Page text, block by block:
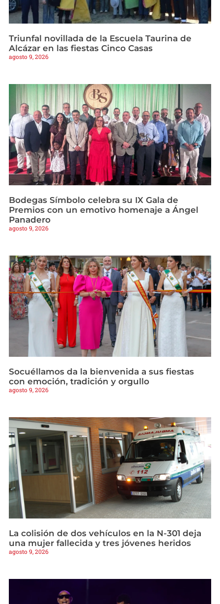
Triunfal novillada de la Escuela Taurina de
Alcázar en las fiestas Cinco Casas
agosto 9, 2026
Bodegas Símbolo celebra su IX Gala de
Premios con un emotivo homenaje a Ángel
Panadero
agosto 9, 2026
Socuéllamos da la bienvenida a sus fiestas
con emoción, tradición y orgullo
agosto 9, 2026
La colisión de dos vehículos en la N-301 deja
una mujer fallecida y tres jóvenes heridos
agosto 9, 2026